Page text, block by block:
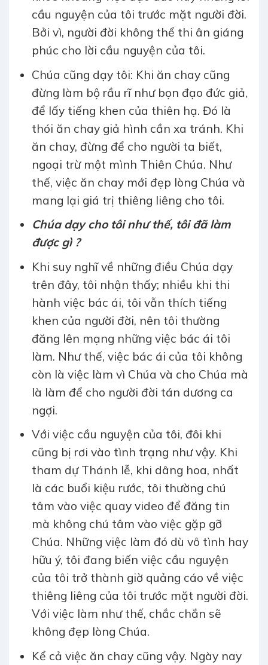
cầu nguyện của tôi trước mặt người đời.
Bởi vì, người đời không thể thi ân giáng
phúc cho lời cầu nguyện của tôi.
Chúa cũng dạy tôi: Khi ăn chay cũng
đừng làm bộ rầu rĩ như bọn đạo đức giả,
để lấy tiếng khen của thiên hạ. Đó là
thói ăn chay giả hình cần xa tránh. Khi
ăn chay, đừng để cho người ta biết,
ngoại trừ một mình Thiên Chúa. Như
thế, việc ăn chay mới đẹp lòng Chúa và
mang lại giá trị thiêng liêng cho tôi.
Chúa dạy cho tôi như thế, tôi đã làm
được gì ?
Khi suy nghĩ về những điều Chúa dạy
trên đây, tôi nhận thấy; nhiều khi thi
hành việc bác ái, tôi vẫn thích tiếng
khen của người đời, nên tôi thường
đăng lên mạng những việc bác ái tôi
làm. Như thế, việc bác ái của tôi không
còn là việc làm vì Chúa và cho Chúa mà
là làm để cho người đời tán dương ca
ngợi.
Với việc cầu nguyện của tôi, đôi khi
cũng bị rơi vào tình trạng như vậy. Khi
tham dự Thánh lễ, khi dâng hoa, nhất
là các buổi kiệu rước, tôi thường chú
tâm vào việc quay video để đăng tin
mà không chú tâm vào việc gặp gỡ
Chúa. Những việc làm đó dù vô tình hay
hữu ý, tôi đang biến việc cầu nguyện
của tôi trở thành giờ quảng cáo về việc
thiêng liêng của tôi trước mặt người đời.
Với việc làm như thế, chắc chắn sẽ
không đẹp lòng Chúa.
Kể cả việc ăn chay cũng vậy. Ngày nay